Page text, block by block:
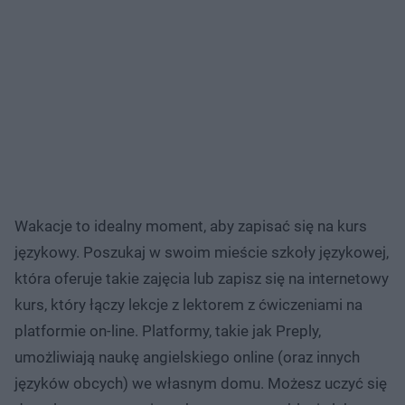
Wakacje to idealny moment, aby zapisać się na kurs
językowy. Poszukaj w swoim mieście szkoły językowej,
która oferuje takie zajęcia lub zapisz się na internetowy
kurs, który łączy lekcje z lektorem z ćwiczeniami na
platformie on-line. Platformy, takie jak Preply,
umożliwiają naukę angielskiego online (oraz innych
języków obcych) we własnym domu. Możesz uczyć się